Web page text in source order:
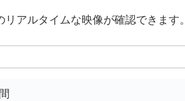
アルタイムな映像が確認できます。